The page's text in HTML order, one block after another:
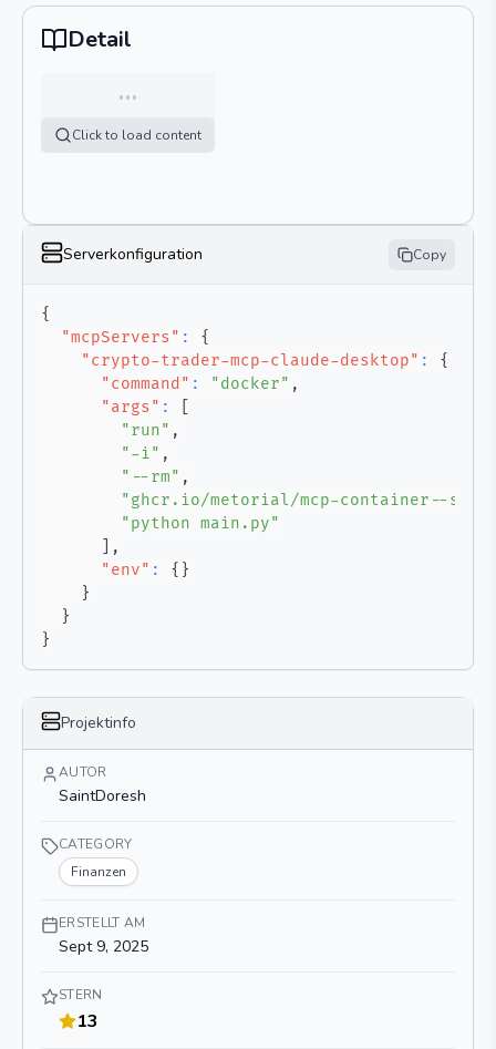
Detail
…
Click to load content
Serverkonfiguration Copy
{
"mcpServers" :
{
"crypto-trader-mcp-claude-desktop" :
{
"command" : "docker" ,
"args" :
"run" ,
"-i" ,
"--rm" ,
"ghcr.io/metorial/mcp-container--
"python main.py"
,
"env" : { }
}
}
}
Projektinfo
AUTOR
SaintDoresh
CATEGORY
Finanzen
ERSTELLT AM
Sept 9, 2025
STERN
13